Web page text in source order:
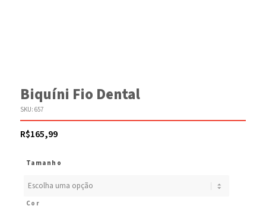
Biquíni Fio Dental
SKU: 657
R$165,99
Tamanho
Cor